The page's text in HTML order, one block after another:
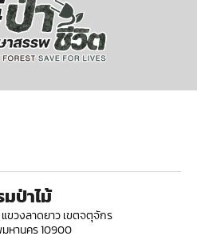
ป่าไม้
ขวงลาดยาว เขตจตุจักร
หานคร 10900